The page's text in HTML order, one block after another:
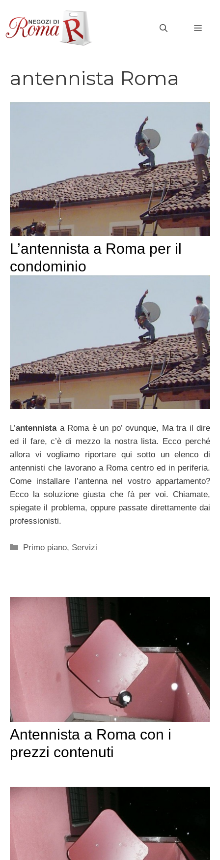
contenuto
antennista Roma
L’antennista a Roma per il
condominio
L’antennistaa Roma è un po’ ovunque, Ma tra il dire
ed il fare, c’è di mezzo la nostra lista. Ecco perché
allora vi vogliamo riportare qui sotto un elenco di
antennisti che lavorano a Roma centro ed in periferia.
Come installare l’antenna nel vostro appartamento?
Ecco la soluzione giusta che fà per voi. Chiamate,
spiegate il problema, oppure passate direttamente dai
professionisti.
Categorie
Primo piano, Servizi
Antennista a Roma con i
prezzi contenuti